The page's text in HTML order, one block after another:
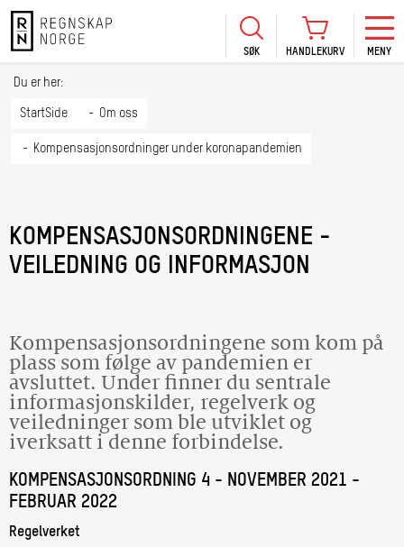
SØK HANDLEKURV MENY
Du er her:
StartSide Om oss
Kompensasjonsordninger under koronapandemien
KOMPENSASJONSORDNINGENE -
VEILEDNING OG INFORMASJON
Kompensasjonsordningene som kom på
plass som følge av pandemien er
avsluttet. Under finner du sentrale
informasjonskilder, regelverk og
veiledninger som ble utviklet og
iverksatt i denne forbindelse.
KOMPENSASJONSORDNING 4 - NOVEMBER 2021 -
FEBRUAR 2022
Regelverket